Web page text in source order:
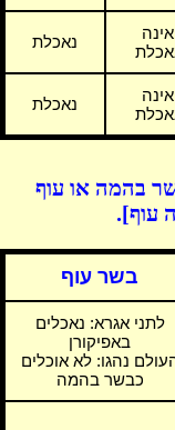
אינה
נאכלת
אינה
נאכלת
בהמה או עוף
עוף].
בשר עוף
לתני אגרא: נאכלים
באפיקורן
נהגו: לא אוכלים
כבשר בהמה